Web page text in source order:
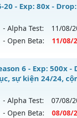
https://
Mở máy chủ
- Exp: 80x -
- Alpha Test: 11/08/
- Open Beta: 11/08/
pc - no vip -
- Mở máy chủ
6 - Exp: 500x -
sự kiện 24/24,
- Alpha Test: 07/08/
- Open Beta: 08/08/